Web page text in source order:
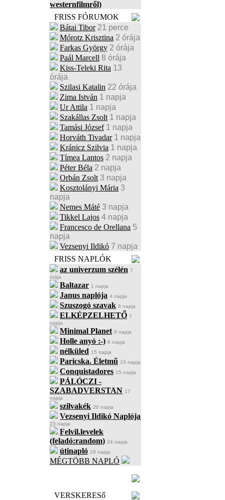
westernfilmről)
FRISS FÓRUMOK
Bátai Tibor 21 perce
Mórotz Krisztina 2 órája
Farkas György 2 órája
Paál Marcell 8 órája
Kiss-Teleki Rita 13
órája
Szilasi Katalin 22 órája
Zima István 1 napja
Ur Attila 1 napja
Szakállas Zsolt 1 napja
Tamási József 1 napja
Horváth Tivadar 1 napja
Kránicz Szilvia 1 napja
Tímea Lantos 2 napja
Péter Béla 2 napja
Orbán Zsolt 3 napja
Kosztolányi Mária 3
napja
Nemes Máté 3 napja
Tikkel Lajos 4 napja
Francesco de Orellana 5
napja
Vezsenyi Ildikó 7 napja
FRISS NAPLÓK
az univerzum szélén 7
órája
Baltazar 1 napja
Janus naplója 4 napja
Szuszogó szavak 6 napja
ELKÉPZELHETŐ 7
napja
Minimal Planet 8 napja
Holle anyó :-) 8 napja
nélküled 15 napja
Paricska. Életmű 15 napja
Conquistadores 15 napja
PÁLÓCZI -
SZABADVERSTAN 17
napja
szilvakék 20 napja
Vezsenyi Ildikó Naplója
23 napja
Felvil.levelek
(feladó:random) 24 napja
útinapló 29 napja
MÉGTÖBB NAPLÓ
VERSKERESő